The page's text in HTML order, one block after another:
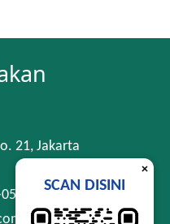
21, Jakarta
×
SCAN DISINI